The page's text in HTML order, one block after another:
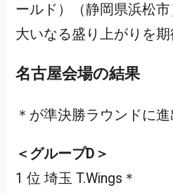
ールド）（静岡県浜松市
大いなる盛り上がりを期
名古屋会場の結果
＊が準決勝ラウンドに進
＜グループD＞
1 位 埼玉 T.Wings＊